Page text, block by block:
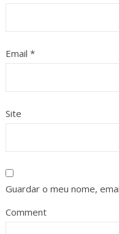
Email *
Site
Guardar o meu nome,
Comment